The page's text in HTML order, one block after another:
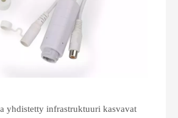
yhdistetty infrastruktuuri kasvavat